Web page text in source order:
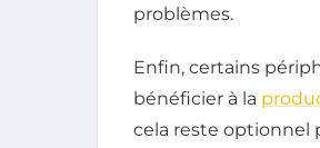
problèmes.
Enfin, certains
bénéficier à la
cela reste optionnel